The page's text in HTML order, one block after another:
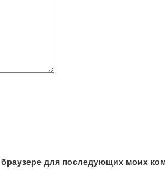
для последующих моих